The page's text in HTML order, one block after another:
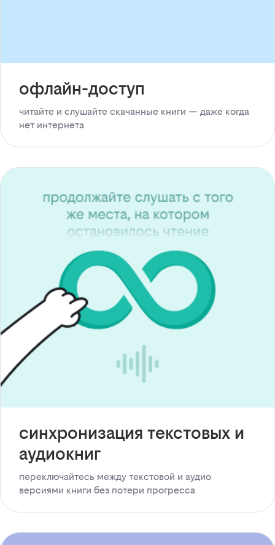
офлайн-доступ
читайте и слушайте скачанные книги — даже когда
нет интернета
синхронизация текстовых и
аудиокниг
переключайтесь между текстовой и аудио
версиями книги без потери прогресса